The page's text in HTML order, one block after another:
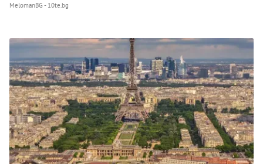
MelomanBG - 10te.bg